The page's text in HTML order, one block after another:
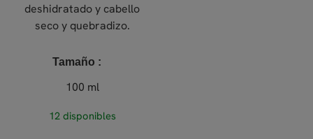
deshidratado y cabello
seco y quebradizo.
Tamaño
100 ml
12 disponibles